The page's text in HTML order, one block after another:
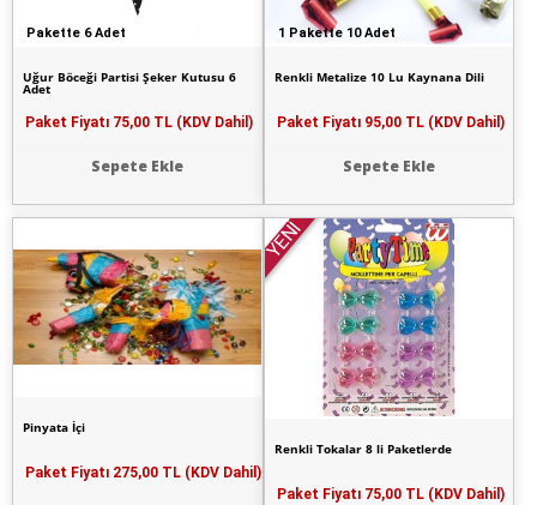
Pakette 6 Adet
Uğur Böceği Partisi Şeker Kutusu 6
Adet
Paket Fiyatı 75,00 TL (KDV Dahil)
Sepete Ekle
1 Pakette 10 Adet
Renkli Metalize 10 Lu Kaynana Dili
Paket Fiyatı 95,00 TL (KDV Dahil)
Sepete Ekle
Pinyata İçi
Paket Fiyatı 275,00 TL (KDV Dahil)
YENİ
Renkli Tokalar 8 li Paketlerde
Paket Fiyatı 75,00 TL (KDV Dahil)